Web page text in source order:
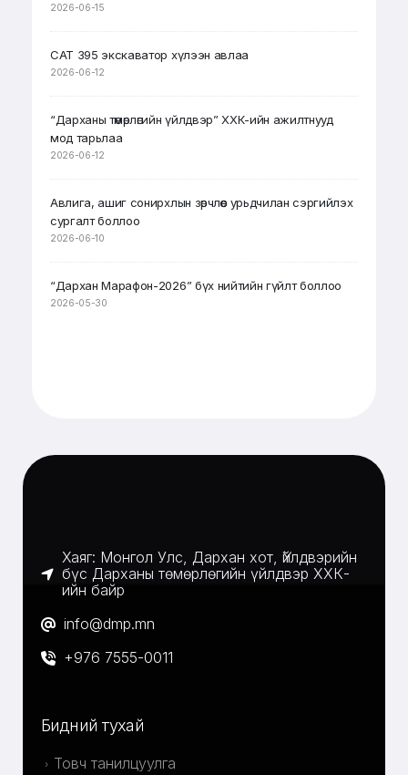
2026-06-15
CAT 395 экскаватор хүлээн авлаа
2026-06-12
“Дарханы төмөрлөгийн үйлдвэр” ХХК-ийн ажилтнууд
мод тарьлаа
2026-06-12
Авлига, ашиг сонирхлын зөрчлөөс урьдчилан сэргийлэх
сургалт боллоо
2026-06-10
“Дархан Марафон-2026” бүх нийтийн гүйлт боллоо
2026-05-30
Хаяг: Монгол Улс, Дархан хот, Үйлдвэрийн
бүс Дарханы төмөрлөгийн үйлдвэр ХХК-
ийн байр
info@dmp.mn
+976 7555-0011
Бидний тухай
Товч танилцуулга